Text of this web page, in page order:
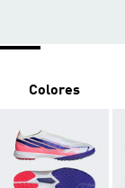
Colores